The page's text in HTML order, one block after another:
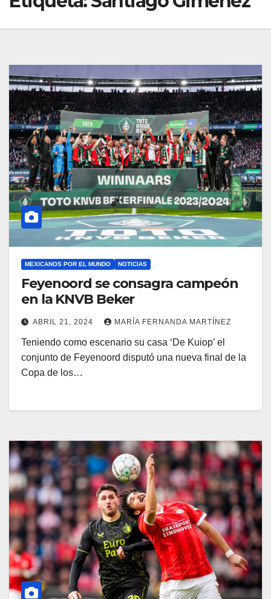
MEXICANOS POR EL MUNDO NOTICIAS
Feyenoord se consagra campeón
en la KNVB Beker
ABRIL 21, 2024 MARÍA FERNANDA MARTÍNEZ
Teniendo como escenario su casa ‘De Kuiop’ el
conjunto de Feyenoord disputó una nueva final de la
Copa de los…